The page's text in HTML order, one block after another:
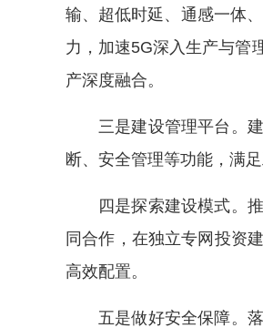
输、超低时延、通感一体
力，加速5G深入生产与管
产深度融合。
三是建设管理平台。
断、安全管理等功能，满
四是探索建设模式。
同合作，在独立专网投资
高效配置。
五是做好安全保障。